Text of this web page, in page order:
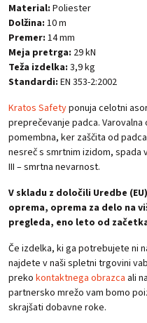
Material: Poliester
Dolžina: 10 m
Premer: 14 mm
Meja pretrga: 29 kN
Teža izdelka: 3,9 kg
Standardi: EN 353-2:2002
Kratos Safetyponuja celotni
preprečevanje padca.
pomembna, ker zaščita od
nesreč s smrtnim izidom,
III – smrtna nevarnost.
V skladu z določili Uredbe
oprema, oprema za delo na
pregleda, eno leto od
Če izdelka, ki ga potrebujete ni
najdete v naši spletni trgovini
preko kontaktnega obrazca ali na
partnersko mrežo vam bomo
skrajšati dobavne roke.